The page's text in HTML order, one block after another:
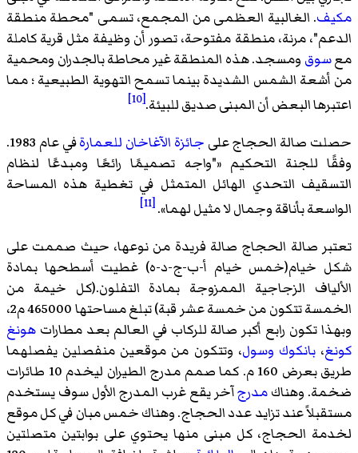
مكيف. الغالبية العظمى من المجمع، تسمى "محطة منطقة
الدعم"، مرنة، منطقة مفتوحة، تصور أن وظيفة مثل قرية كاملة
معسوق ومسجد. هذه المنطقة غير محاطة بالجدران ومحمية
من أشعة الشمس الشديدة بينما تسمح التهوية الطبيعية ؛ مما
اعتبرها البعض أن المبنى صديق للبيئة.[10]
حصلت صالة الحجاج على جائزة الآغاخان للعمارة
في عام 1983.
وفقًا للجنة التحكيم «"واجه تصميمًا رائعًا ومبدعًا لنظام
التسقيف التحدي الهائل المتمثل في تغطية هذه المساحة
الواسعة بأناقة وجمال لا مثيل لهما».
[11]
تعتبر صالة الحجاج صالة فريدة من نوعها، حيث صممت على
شكل خيام(خمس خيام أ-ب-ج-د-ه) غطيت أسطحها بمادة
الألياف الزجاجية الممزوجة بمادة التفلون.(كل خيمة من
الخمسة تتكون من خمسة عشر قبة) تبلغ مساحتها 465000 م2،
وبهذا تكون رابع أكبر صالة للركاب في العالم بعد مطارات هونغ
كونغ،بانكوك وسول، وتتكون من موقعين منفصلين يفصلهما
طريق بعرض 160 م. كما صمم مدرج الطيران ليخدم 10 طائرات
ضخمة. وهناكمدرجآخر يقع غرب المدرج الأول سوف يستخدم
مستقبلاً عند تزايد عدد الحجاج. وهناك خمس مبان في كل موقع
لخدمة الحجاج، كل مبنى منها يحتوي على بوابتين متصلتين